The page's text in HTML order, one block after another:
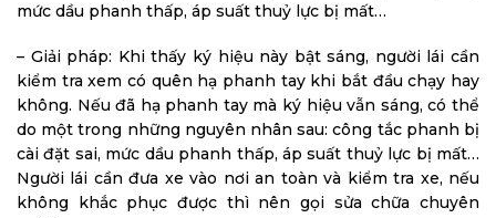
mức dầu phanh thấp, áp suất thuỷ lực bị mất…
– Giải pháp: Khi thấy ký hiệu này bật sáng, người lái cần
kiểm tra xem có quên hạ phanh tay khi bắt đầu chạy hay
không. Nếu đã hạ phanh tay mà ký hiệu vẫn sáng, có thể
do một trong những nguyên nhân sau: công tắc phanh bị
cài đặt sai, mức dầu phanh thấp, áp suất thuỷ lực bị mất…
Người lái cần đưa xe vào nơi an toàn và kiểm tra xe, nếu
không khắc phục được thì nên gọi sửa chữa chuyên